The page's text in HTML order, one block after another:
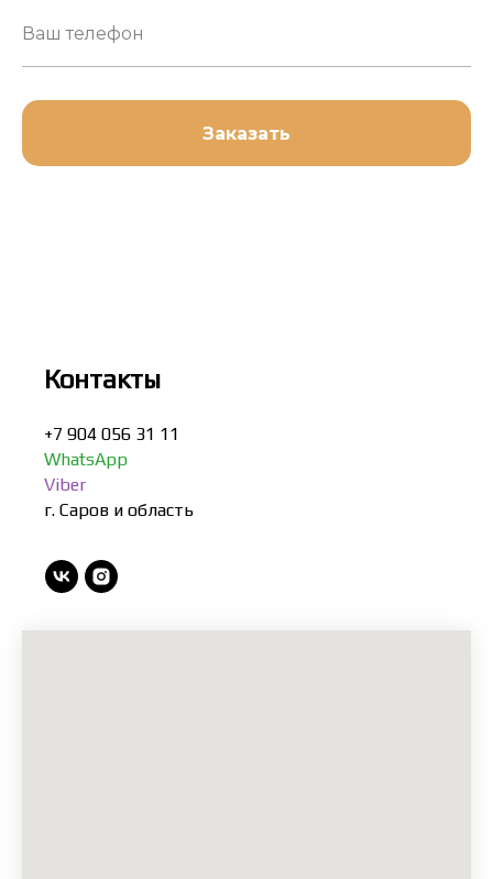
Заказать
Контакты
+7 904 056 31 11
WhatsApp
Viber
г. Саров и область